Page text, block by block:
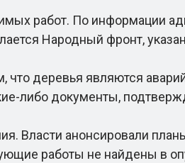
работ. По информации
Народный фронт,
деревья являются
либо документы,
Власти анонсировали
работы не найдены в